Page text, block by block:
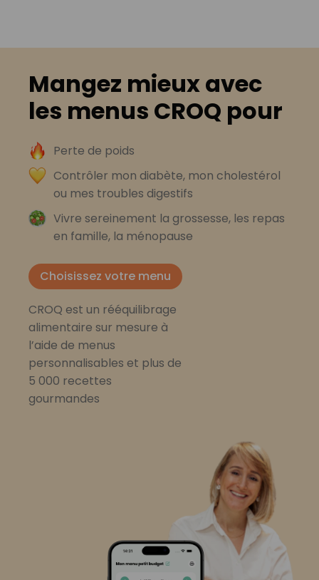
Mangez mieux avec
les menus CROQ pour
Perte de poids
Contrôler mon diabète, mon cholestérol
ou mes troubles digestifs
Vivre sereinement la grossesse, les repas
en famille, la ménopause
Choisissez votre menu
CROQ est un rééquilibrage
alimentaire sur mesure à
l’aide de menus
personnalisables et plus de
5 000 recettes
gourmandes